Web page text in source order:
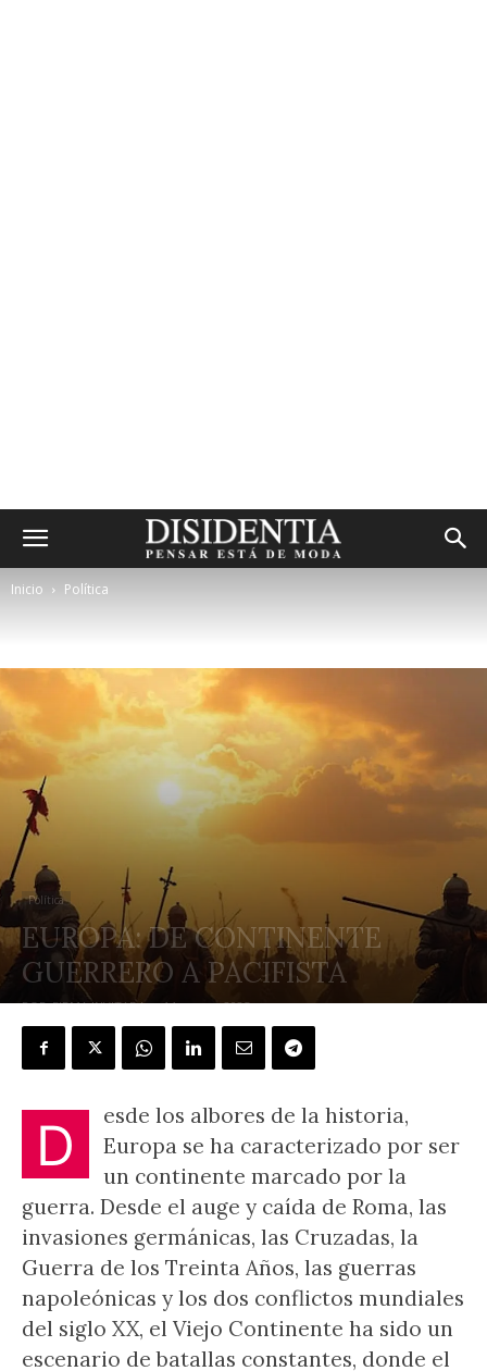
Inicio Política
Política
EUROPA: DE CONTINENTE
GUERRERO A PACIFISTA
POR FIRMA INVITADA - 14 marzo, 2025
D
esde los albores de la historia,
Europa se ha caracterizado por ser
un continente marcado por la
guerra. Desde el auge y caída de Roma, las
invasiones germánicas, las Cruzadas, la
Guerra de los Treinta Años, las guerras
napoleónicas y los dos conflictos mundiales
del siglo XX, el Viejo Continente ha sido un
escenario de batallas constantes, donde el